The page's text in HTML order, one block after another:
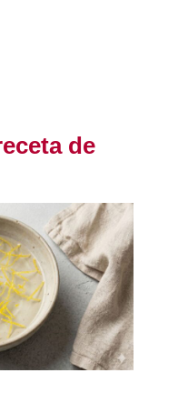
de